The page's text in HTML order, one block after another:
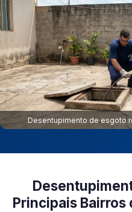
Desentupimento de esgoto
Principais Bairros